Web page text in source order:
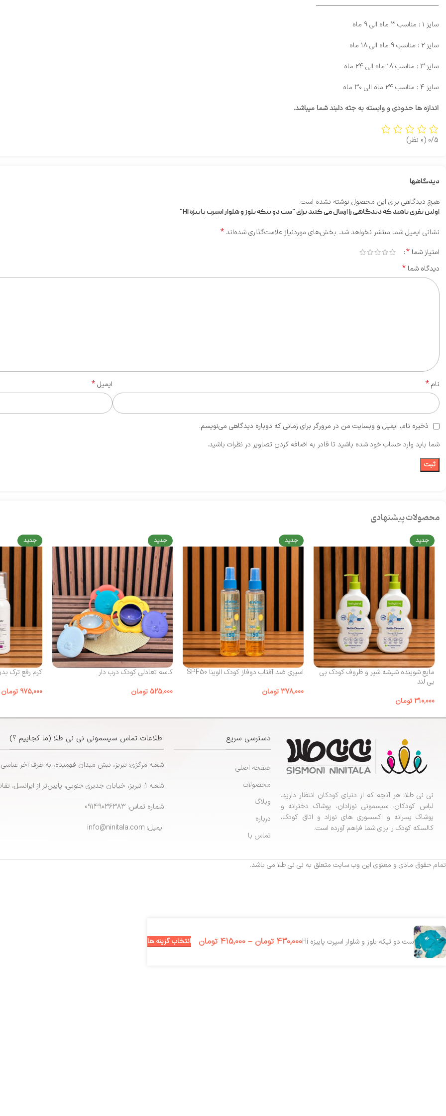
_________________________________________
سایز ۱ : مناسب ۳ ماه الی ۹ ماه
سایز ۲ : مناسب ۹ ماه الی ۱۸ ماه
سایز ۳ : مناسب ۱۸ ماه الی ۲۴ ماه
سایز ۴ : مناسب ۲۴ ماه الی ۳۰ ماه
اندازه ها حدودی و وابسته به جثه دلبند شما میباشد.
0/5 (0 نظر)
دیدگاهها
هیچ دیدگاهی برای این محصول نوشته نشده است.
اولین نفری باشید که دیدگاهی را ارسال می کنید برای “ست دو تیکه بلوز و شلوار اسپرت پاییزه Hi”
نشانی ایمیل شما منتشر نخواهد شد. بخش‌های موردنیاز علامت‌گذاری شده‌اند*
امتیاز شما *
دیدگاه شما *
نام* ایمیل*
ذخیره نام، ایمیل و وبسایت من در مرورگر برای زمانی که دوباره دیدگاهی می‌نویسم.
شما باید وارد حساب خود شده باشید تا قادر به اضافه کردن تصاویر در نظرات باشید.
محصولات پیشنهادی
جدید
مایع شوینده شیشه شیر و ظروف کودک بی‌
بی لند
310,000تومان
جدید
اسپری ضد آفتاب دوفاز کودک الوینا SPF50
378,000 تومان
جدید
کاسه تعادلی کودک درب‌ دار
525,000 تومان
جدید
کرم رفع ترک
975,000 تومان
نی نی طلا، هر آنچه که از دنیای کودکان انتظار دارید.
لباس کودکان، سیسمونی نوزادان، پوشاک دخترانه و
پوشاک پسرانه و اکسسوری های نوزاد و اتاق کودک،
کالسکه کودک را برای شما فراهم آورده است.
دسترسی سریع
صفحه اصلی
محصولات
وبلاگ
درباره
تماس با
اطلاعات تماس سیسمونی نی نی طلا (ما کجاییم ؟)
شعبه مرکزی: تبریز، نبش میدان فهمیده، به طرف آخر عباسی
شعبه 1: تبریز، خیابان جدیری جنوبی، پایین‌تر از ایرانسل، تقاطع پاشایی
شماره تماس: 09149036383
ایمیل: info@ninitala.com
تمام حقوق مادی و معنوی این وب سایت متعلق به نی نی طلا می باشد.
ست دو تیکه بلوز و شلوار اسپرت پاییزه Hi 430,000 تومان –
415,000 تومان انتخاب گزینه ها